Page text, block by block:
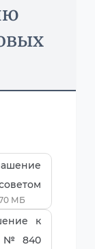
МБ
к
№ 840